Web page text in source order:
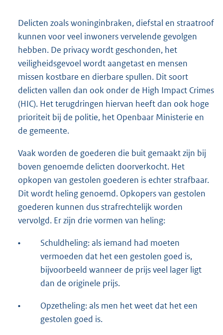
Delicten zoals woninginbraken, diefstal en straatroof
kunnen voor veel inwoners vervelende gevolgen
hebben. De privacy wordt geschonden, het
veiligheidsgevoel wordt aangetast en mensen
missen kostbare en dierbare spullen. Dit soort
delicten vallen dan ook onder de High Impact Crimes
(HIC). Het terugdringen hiervan heeft dan ook hoge
prioriteit bij de politie, het Openbaar Ministerie en
de gemeente.
Vaak worden de goederen die buit gemaakt zijn bij
boven genoemde delicten doorverkocht. Het
opkopen van gestolen goederen is echter strafbaar.
Dit wordt heling genoemd. Opkopers van gestolen
goederen kunnen dus strafrechtelijk worden
vervolgd. Er zijn drie vormen van heling:
•
Schuldheling: als iemand had moeten
vermoeden dat het een gestolen goed is,
bijvoorbeeld wanneer de prijs veel lager ligt
dan de originele prijs.
•
Opzetheling: als men het weet dat het een
gestolen goed is.